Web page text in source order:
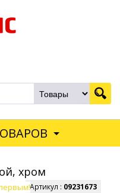
хром
Артикул : 09231673